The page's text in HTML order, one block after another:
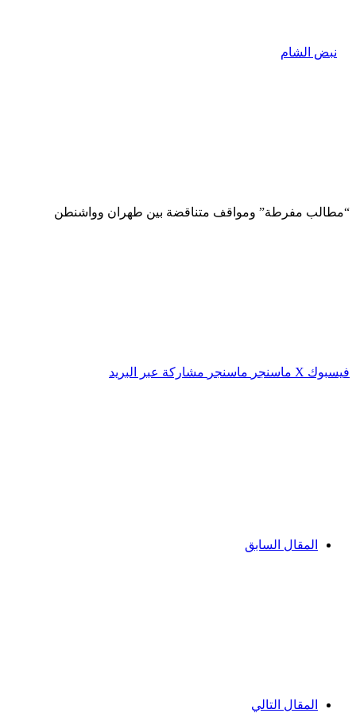
“مطالب مفرطة” ومواقف متناقضة بين طهران وواشنطن
فيسبوك ‫X ماسنجر ماسنجر مشاركة عبر البريد
المقال السابق
المقال التالي